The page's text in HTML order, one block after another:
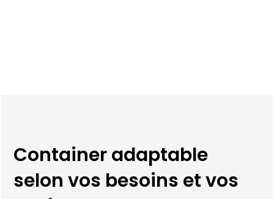
Container adaptable
selon vos besoins et vos